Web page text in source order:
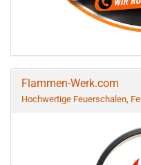
Flammen-Werk.com
Hochwertige Feuerschalen,